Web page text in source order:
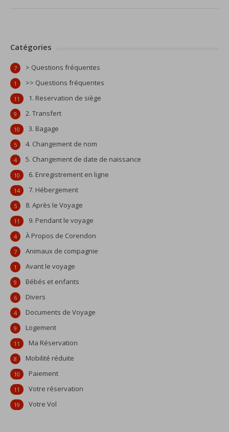
Catégories
> Questions fréquentes
7
>> Questions fréquentes
1
1. Reservation de siège
11
2. Transfert
9
3. Bagage
10
4. Changement de nom
5
5. Changement de date de naissance
4
6. Enregistrement en ligne
10
7. Hébergement
14
8. Après le Voyage
5
9. Pendant le voyage
11
À Propos de Corendon
4
Animaux de compagnie
7
Avant le voyage
1
Bébés et enfants
9
Divers
6
Documents de Voyage
4
Logement
9
Ma Réservation
11
Mobilité réduite
8
Paiement
10
Votre réservation
11
Votre Vol
19